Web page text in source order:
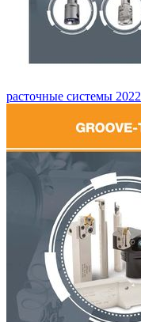
расточные системы 2022